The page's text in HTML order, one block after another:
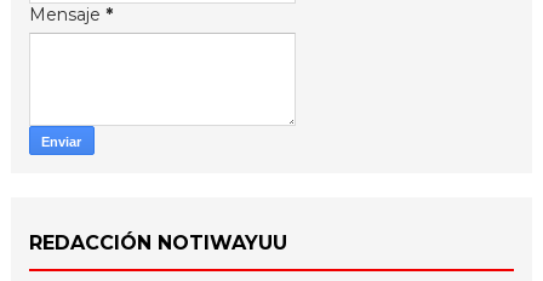
Mensaje *
REDACCIÓN NOTIWAYUU